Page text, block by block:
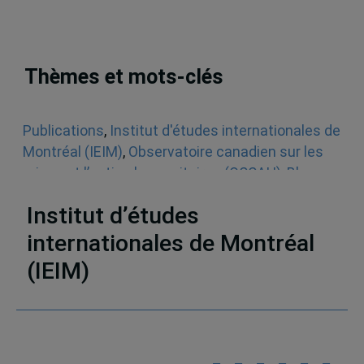
Thèmes et mots-clés
Publications, Institut d'études internationales de
Montréal (IEIM), Observatoire canadien sur les
crises et l’action humanitaires (OCCAH) Blogue
Institut d’études
internationales de Montréal
(IEIM)